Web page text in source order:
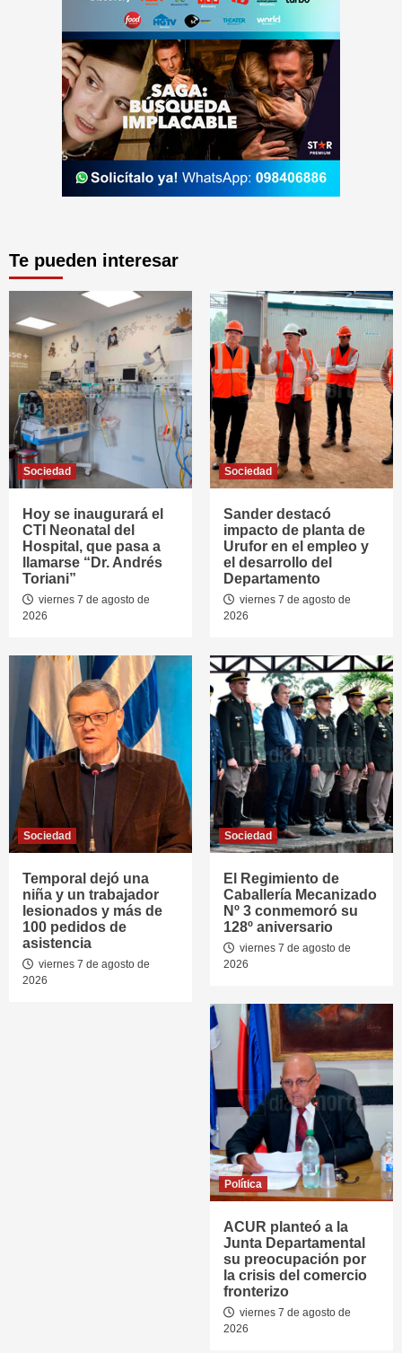
Te pueden interesar
Sociedad
Hoy se inaugurará el
CTI Neonatal del
Hospital, que pasa a
llamarse “Dr. Andrés
Toriani”
viernes 7 de agosto de
2026
Sociedad
Sander destacó
impacto de planta de
Urufor en el empleo y
el desarrollo del
Departamento
viernes 7 de agosto de
2026
Sociedad
Temporal dejó una
niña y un trabajador
lesionados y más de
100 pedidos de
asistencia
viernes 7 de agosto de
2026
Sociedad
El Regimiento de
Caballería Mecanizado
Nº 3 conmemoró su
128º aniversario
viernes 7 de agosto de
2026
Política
ACUR planteó a la
Junta Departamental
su preocupación por
la crisis del comercio
fronterizo
viernes 7 de agosto de
2026